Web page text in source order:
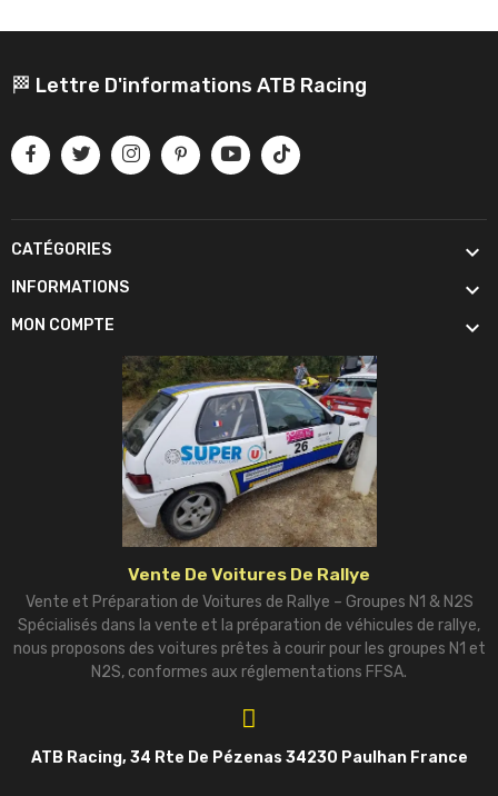
🏁 Lettre D'informations ATB Racing
CATÉGORIES 
INFORMATIONS 
MON COMPTE 
Vente De Voitures De Rallye
Vente et Préparation de Voitures de Rallye – Groupes N1 & N2S
Spécialisés dans la vente et la préparation de véhicules de rallye,
nous proposons des voitures prêtes à courir pour les groupes N1 et
N2S, conformes aux réglementations FFSA.
ATB Racing, 34 Rte De Pézenas 34230 Paulhan France